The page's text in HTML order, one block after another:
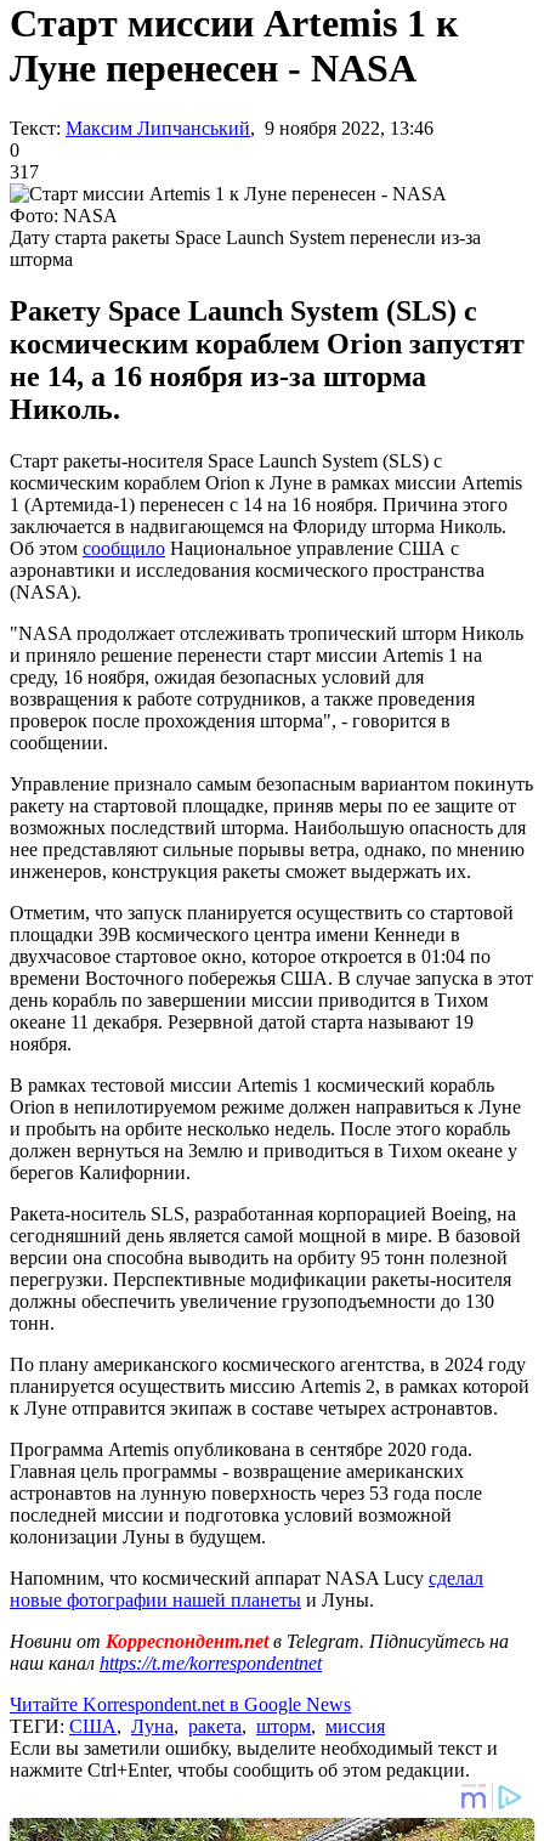
Старт миссии Artemis 1 к
Луне перенесен - NASA
Текст: Максим Липчанський, 9 ноября 2022, 13:46
0
317
Фото: NASA
Дату старта ракеты Space Launch System перенесли из-за
шторма
Ракету Space Launch System (SLS) с
космическим кораблем Orion запустят
не 14, а 16 ноября из-за шторма
Николь.
Старт ракеты-носителя Space Launch System (SLS) с
космическим кораблем Orion к Луне в рамках миссии Artemis
1 (Артемида-1) перенесен с 14 на 16 ноября. Причина этого
заключается в надвигающемся на Флориду шторма Николь.
Об этом сообщило Национальное управление США с
аэронавтики и исследования космического пространства
(NASA).
"NASA продолжает отслеживать тропический шторм Николь
и приняло решение перенести старт миссии Artemis 1 на
среду, 16 ноября, ожидая безопасных условий для
возвращения к работе сотрудников, а также проведения
проверок после прохождения шторма", - говорится в
сообщении.
Управление признало самым безопасным вариантом покинуть
ракету на стартовой площадке, приняв меры по ее защите от
возможных последствий шторма. Наибольшую опасность для
нее представляют сильные порывы ветра, однако, по мнению
инженеров, конструкция ракеты сможет выдержать их.
Отметим, что запуск планируется осуществить со стартовой
площадки 39B космического центра имени Кеннеди в
двухчасовое стартовое окно, которое откроется в 01:04 по
времени Восточного побережья США. В случае запуска в этот
день корабль по завершении миссии приводится в Тихом
океане 11 декабря. Резервной датой старта называют 19
ноября.
В рамках тестовой миссии Artemis 1 космический корабль
Orion в непилотируемом режиме должен направиться к Луне
и пробыть на орбите несколько недель. После этого корабль
должен вернуться на Землю и приводиться в Тихом океане у
берегов Калифорнии.
Ракета-носитель SLS, разработанная корпорацией Boeing, на
сегодняшний день является самой мощной в мире. В базовой
версии она способна выводить на орбиту 95 тонн полезной
перегрузки. Перспективные модификации ракеты-носителя
должны обеспечить увеличение грузоподъемности до 130
тонн.
По плану американского космического агентства, в 2024 году
планируется осуществить миссию Artemis 2, в рамках которой
к Луне отправится экипаж в составе четырех астронавтов.
Программа Artemis опубликована в сентябре 2020 года.
Главная цель программы - возвращение американских
астронавтов на лунную поверхность через 53 года после
последней миссии и подготовка условий возможной
колонизации Луны в будущем.
Напомним, что космический аппарат NASA Lucy сделал
новые фотографии нашей планеты и Луны.
Новини от Корреспондент.netв Telegram. Підписуйтесь на
наш канал https://t.me/korrespondentnet
Читайте Korrespondent.net в Google News
ТЕГИ: США, Луна, ракета, шторм, миссия
Если вы заметили ошибку, выделите необходимый текст и
нажмите Ctrl+Enter, чтобы сообщить об этом редакции.